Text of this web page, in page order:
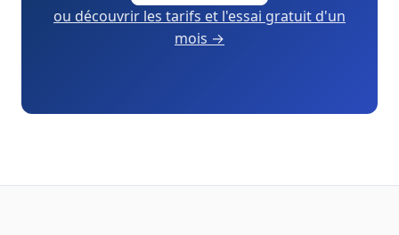
ou découvrir les tarifs et l'essai gratuit d'un
mois →